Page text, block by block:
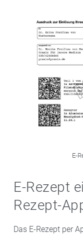
E-
E-Rezept
Rezept-
Das E-Rezept per